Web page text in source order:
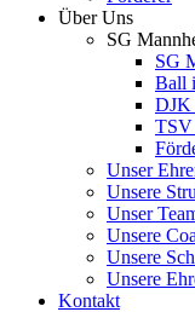
Über Uns
SG
SG
Ball
DJK
TSV
Unser
Unsere
Unser
Unsere
Unsere
Unsere
Kontakt